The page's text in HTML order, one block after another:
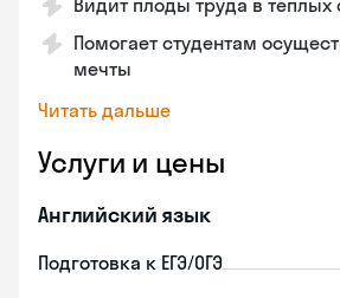
Видит плоды труда в теплых
Помогает студентам
мечты
Читать дальше
Услуги и цены
Английский язык
Подготовка к ЕГЭ/ОГЭ